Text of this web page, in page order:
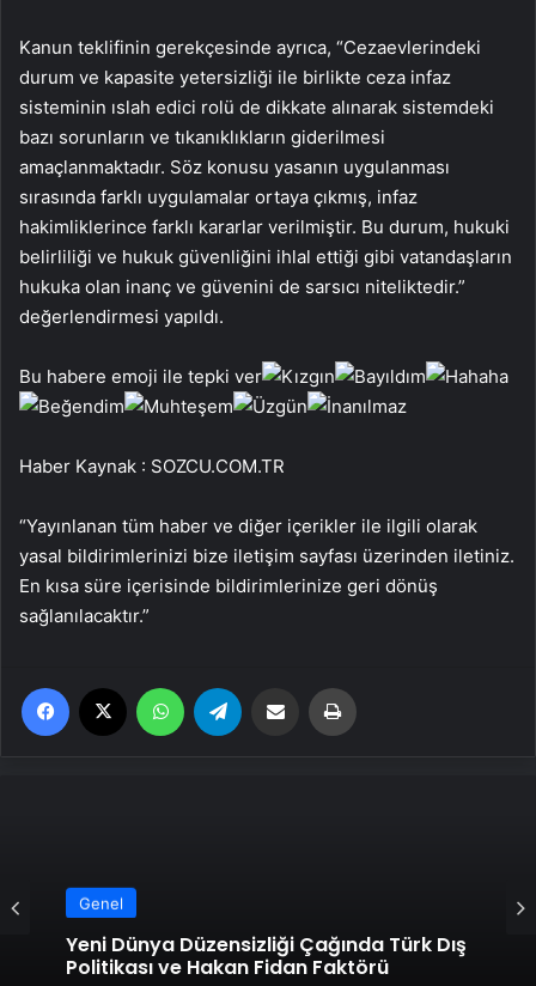
Kanun teklifinin gerekçesinde ayrıca, “Cezaevlerindeki
durum ve kapasite yetersizliği ile birlikte ceza infaz
sisteminin ıslah edici rolü de dikkate alınarak sistemdeki
bazı sorunların ve tıkanıklıkların giderilmesi
amaçlanmaktadır. Söz konusu yasanın uygulanması
sırasında farklı uygulamalar ortaya çıkmış, infaz
hakimliklerince farklı kararlar verilmiştir. Bu durum, hukuki
belirliliği ve hukuk güvenliğini ihlal ettiği gibi vatandaşların
hukuka olan inanç ve güvenini de sarsıcı niteliktedir.”
değerlendirmesi yapıldı.
Bu habere emoji ile tepki ver
Haber Kaynak : SOZCU.COM.TR
“Yayınlanan tüm haber ve diğer içerikler ile ilgili olarak
yasal bildirimlerinizi bize iletişim sayfası üzerinden iletiniz.
En kısa süre içerisinde bildirimlerinize geri dönüş
sağlanılacaktır.”
Facebook WhatsApp Email'den paylaş
Genel
Yeni Dünya Düzensizliği Çağında Türk Dış
Politikası ve Hakan Fidan Faktörü